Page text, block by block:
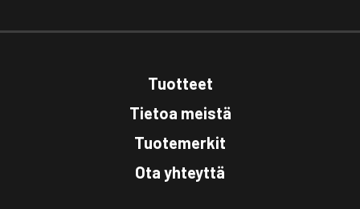
Tuotteet
Tietoa meistä
Tuotemerkit
Ota yhteyttä